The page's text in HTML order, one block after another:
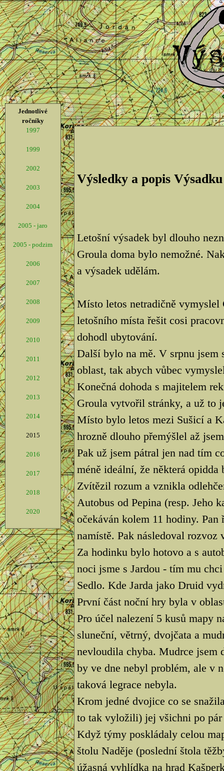
Jednotlivé
ročníky
1997
1999
2002
2003
2004
2005 - jaro
2005 - podzim
2006
2007
2008
2009
2010
2011
2012
2013
2014
2015
2016
2017
2018
2020
Výsledky a popis Výsadku
Letošní výsadek byl dlouho
Groula doma bylo nemožné.
a výsadek udělám.
Místo letos netradičně
letošního místa řešit cosi
dohodl ubytování.
Další bylo na mě. V srpnu jsem
oblast, tak abych vůbec
Konečná dohoda s majitelem
Groula vytvořil stránky, a už to
Místo bylo letos mezi Sušicí a
hrozně dlouho přemýšlel až
Pak už jsem pátral jen nad tím
méně ideální, že některá
Zvítězil rozum a vznikla
Autobus od Pepina (resp. Jeho
očekáván kolem 11 hodiny.
namístě. Pak následoval
Za hodinku bylo hotovo a s
noci jsme s Jardou - tím mu
Sedlo. Kde Jarda jako Druid
První část noční hry byla v
Pro účel nalezení 5 kusů mapy
sluneční, větrný, dvojčata a
nevloudila chyba. Mudrce jsem
by ve dne nebyl problém, ale v
taková legrace nebyla.
Krom jedné dvojice co se
to tak vyložili) jej všichni po pár
Když týmy poskládaly celou
štolu Naděje (poslední štola
úžasná vyhlídka na hrad